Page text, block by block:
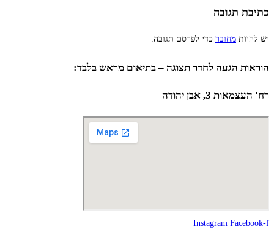
כתיבת תגובה
יש להיות מחובר כדי לפרסם תגובה.
הוראות הגעה לחדר תצוגה – בתיאום מראש בלבד:
רח' העצמאות 3, אבן יהודה
Instagram Facebook-f